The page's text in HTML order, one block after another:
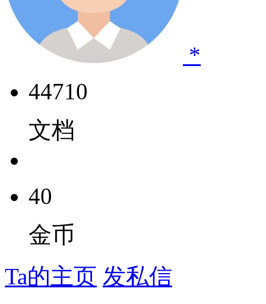
*
44710
文档
40
金币
Ta的主页 发私信